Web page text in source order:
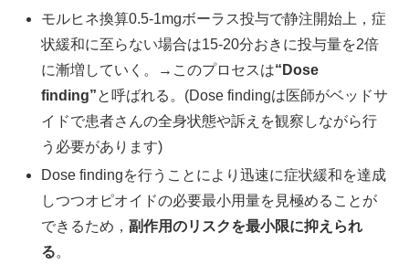
モルヒネ換算0.5-1mgボーラス投与で静注開始上，症
状緩和に至らない場合は15-20分おきに投与量を2倍
に漸増していく。→このプロセスは“Dose
finding”と呼ばれる。(Dose findingは医師がベッドサ
イドで患者さんの全身状態や訴えを観察しながら行
う必要があります)
Dose findingを行うことにより迅速に症状緩和を達成
しつつオピオイドの必要最小用量を見極めることが
できるため，副作用のリスクを最小限に抑えられ
る。